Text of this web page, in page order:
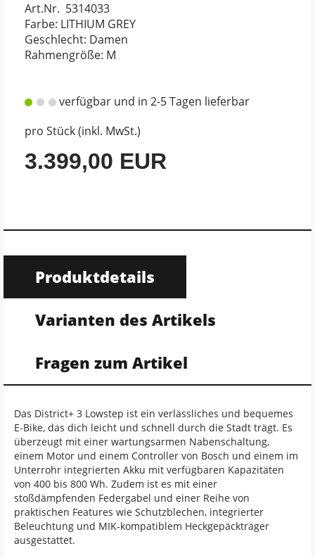
Art.Nr. 5314033
Farbe: LITHIUM GREY
Geschlecht: Damen
Rahmengröße: M
verfügbar und in 2-5 Tagen lieferbar
pro Stück (inkl. MwSt.)
3.399,00 EUR
Produktdetails
Varianten des Artikels
Fragen zum Artikel
Das District+ 3 Lowstep ist ein verlässliches und bequemes
E-Bike, das dich leicht und schnell durch die Stadt trägt. Es
überzeugt mit einer wartungsarmen Nabenschaltung,
einem Motor und einem Controller von Bosch und einem im
Unterrohr integrierten Akku mit verfügbaren Kapazitäten
von 400 bis 800 Wh. Zudem ist es mit einer
stoßdämpfenden Federgabel und einer Reihe von
praktischen Features wie Schutzblechen, integrierter
Beleuchtung und MIK-kompatiblem Heckgepäckträger
ausgestattet.